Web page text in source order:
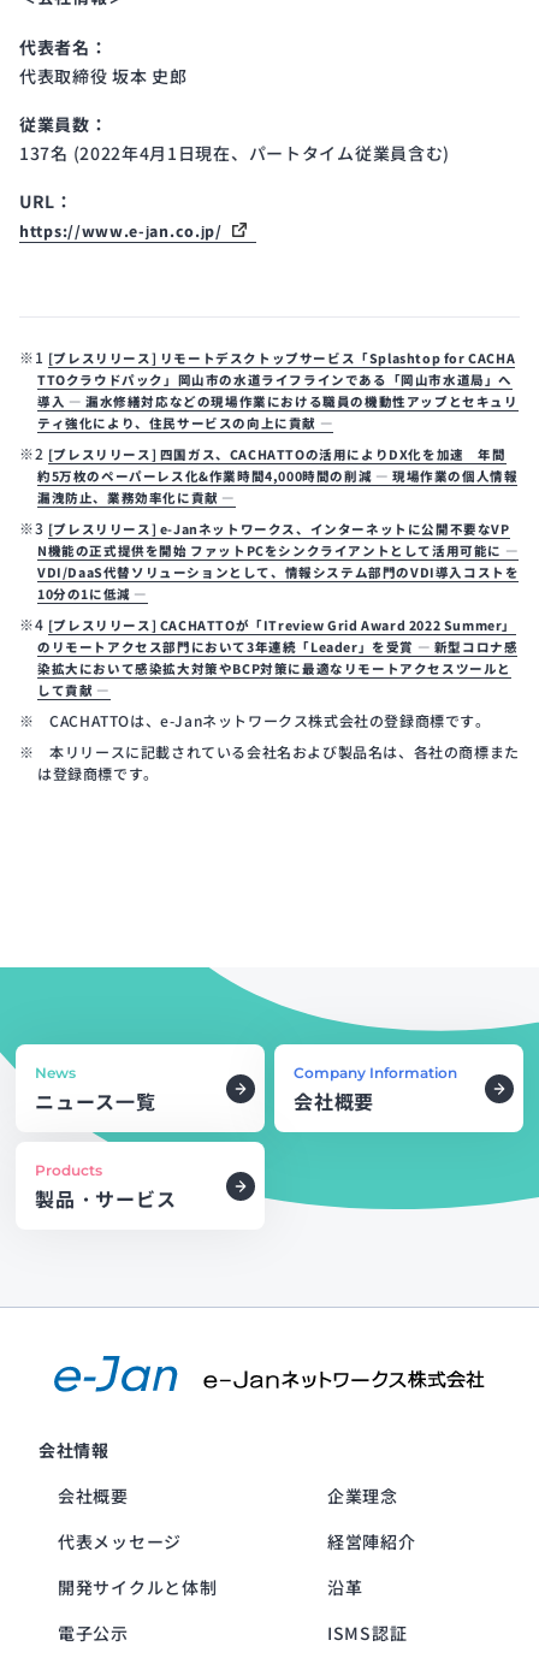
代表者名：
代表取締役 坂本 史郎
従業員数：
137名 (2022年4月1日現在、パートタイム従業員含む)
URL：
https://www.e-jan.co.jp/
※1 [プレスリリース] リモートデスクトップサービス「Splashtop for CACHA
TTOクラウドパック」岡山市の水道ライフラインである「岡山市水道局」へ
導入 ― 漏水修繕対応などの現場作業における職員の機動性アップとセキュリ
ティ強化により、住民サービスの向上に貢献 ―
※2 [プレスリリース] 四国ガス、CACHATTOの活用によりDX化を加速 年間
約5万枚のペーパーレス化&作業時間4,000時間の削減 ― 現場作業の個人情報
漏洩防止、業務効率化に貢献 ―
※3 [プレスリリース] e-Janネットワークス、インターネットに公開不要なVP
N機能の正式提供を開始 ファットPCをシンクライアントとして活用可能に ―
VDI/DaaS代替ソリューションとして、情報システム部門のVDI導入コストを
10分の1に低減 ―
※4 [プレスリリース] CACHATTOが「ITreview Grid Award 2022 Summer」
のリモートアクセス部門において3年連続「Leader」を受賞 ― 新型コロナ感
染拡大において感染拡大対策やBCP対策に最適なリモートアクセスツールと
して貢献 ―
※ CACHATTOは、e-Janネットワークス株式会社の登録商標です。
※ 本リリースに記載されている会社名および製品名は、各社の商標また
は登録商標です。
News
ニュース一覧
Company Information
会社概要
Products
製品・サービス
会社情報
会社概要
企業理念
代表メッセージ
経営陣紹介
開発サイクルと体制
沿革
電子公示
ISMS認証